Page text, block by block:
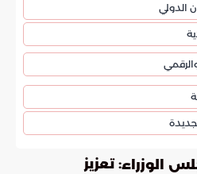
الدولي
الوزراء: تعزيز